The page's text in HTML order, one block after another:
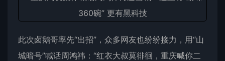
此次卤鹅哥率先“出招”，众多网友也纷纷接力，用“山
城暗号”喊话周鸿祎：“红衣大叔莫徘徊，重庆喊你二